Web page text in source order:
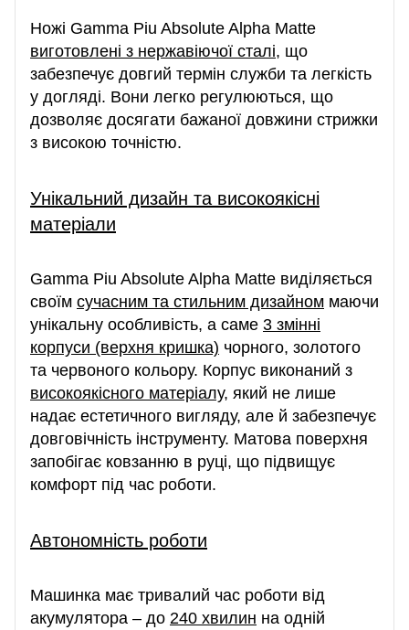
Ножі Gamma Piu Absolute Alpha Matte
виготовлені з нержавіючої сталі, що
забезпечує довгий термін служби та легкість
у догляді. Вони легко регулюються, що
дозволяє досягати бажаної довжини стрижки
з високою точністю.
Унікальний дизайн та високоякісні
матеріали
Gamma Piu Absolute Alpha Matte виділяється
своїм сучасним та стильним дизайном маючи
унікальну особливість, а саме 3 змінні
корпуси (верхня кришка) чорного, золотого
та червоного кольору. Корпус виконаний з
високоякісного матеріалу, який не лише
надає естетичного вигляду, але й забезпечує
довговічність інструменту. Матова поверхня
запобігає ковзанню в руці, що підвищує
комфорт під час роботи.
Автономність роботи
Машинка має тривалий час роботи від
акумулятора – до 240 хвилин на одній